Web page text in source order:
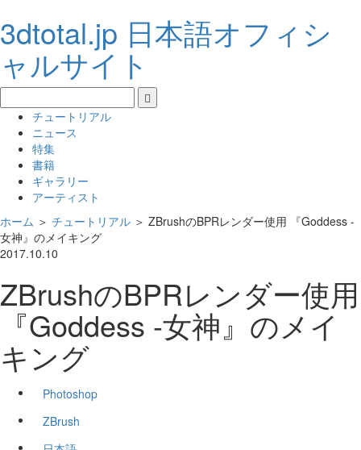
3dtotal.jp 日本語オフィシ
ャルサイト
チュートリアル
ニュース
特集
書籍
ギャラリー
アーティスト
ホーム ＞ チュートリアル ＞ ZBrushのBPRレンダー使用 『Goddess -
女神』のメイキング
2017.10.10
ZBrushのBPRレンダー使用
『Goddess -女神』のメイ
キング
Photoshop
ZBrush